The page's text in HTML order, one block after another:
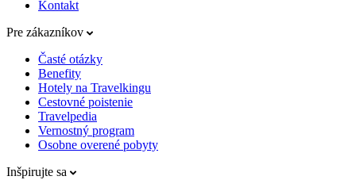
Kontakt
Pre zákazníkov
Časté otázky
Benefity
Hotely na Travelkingu
Cestovné poistenie
Travelpedia
Vernostný program
Osobne overené pobyty
Inšpirujte sa